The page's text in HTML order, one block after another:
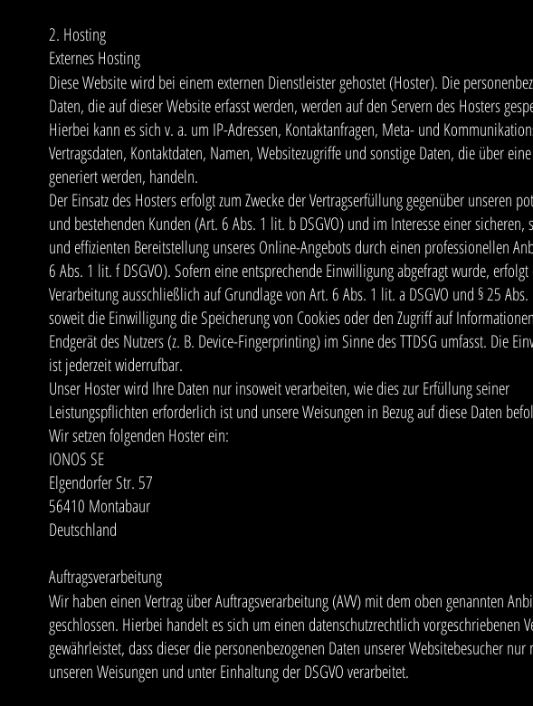
2. Hosting
Externes Hosting
Diese Website wird bei einem externen Dienstleister gehostet (Hoster). Die
Daten, die auf dieser Website erfasst werden, werden auf den Servern des Hosters
Hierbei kann es sich v. a. um IP-Adressen, Kontaktanfragen, Meta- und
Vertragsdaten, Kontaktdaten, Namen, Websitezugriffe und sonstige Daten, die über
generiert werden, handeln.
Der Einsatz des Hosters erfolgt zum Zwecke der Vertragserfüllung gegenüber unseren
und bestehenden Kunden (Art. 6 Abs. 1 lit. b DSGVO) und im Interesse einer sicheren,
und effizienten Bereitstellung unseres Online-Angebots durch einen professionellen
6 Abs. 1 lit. f DSGVO). Sofern eine entsprechende Einwilligung abgefragt wurde,
Verarbeitung ausschließlich auf Grundlage von Art. 6 Abs. 1 lit. a DSGVO und § 25 Abs.
soweit die Einwilligung die Speicherung von Cookies oder den Zugriff auf
Endgerät des Nutzers (z. B. Device-Fingerprinting) im Sinne des TTDSG umfasst. Die
ist jederzeit widerrufbar.
Unser Hoster wird Ihre Daten nur insoweit verarbeiten, wie dies zur Erfüllung seiner
Leistungspflichten erforderlich ist und unsere Weisungen in Bezug auf diese Daten
Wir setzen folgenden Hoster ein:
IONOS SE
Elgendorfer Str. 57
56410 Montabaur
Deutschland
Auftragsverarbeitung
Wir haben einen Vertrag über Auftragsverarbeitung (AVV) mit dem oben genannten
geschlossen. Hierbei handelt es sich um einen datenschutzrechtlich vorgeschriebenen
gewährleistet, dass dieser die personenbezogenen Daten unserer Websitebesucher nur
unseren Weisungen und unter Einhaltung der DSGVO verarbeitet.